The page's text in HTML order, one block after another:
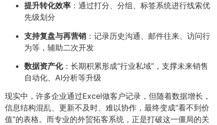
提升转化效率 ：通过打分、分组、标签系统进行线索优
先级划分
支持复盘与再营销 ：记录历史沟通、邮件往来、访问行
为等，辅助二次开发
数据资产化：长期积累形成“行业私域”，支撑未来销售
自动化、AI分析等升级
现实中，许多企业通过Excel做客户记录，但随着数据增长，
信息结构混乱、更新不及时、难以协作，最终变成“看不到价
值”的表格。而专业的外贸拓客系统，正是打破这一僵局的关